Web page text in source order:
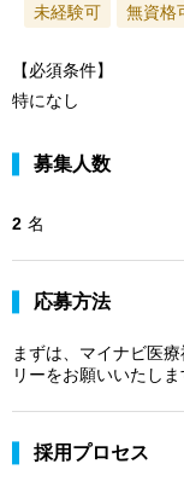
未経験可 無資格
【必須条件】
特になし
募集人数
2 名
応募方法
まずは、マイナビ医
リーをお願いいたしま
採用プロセス